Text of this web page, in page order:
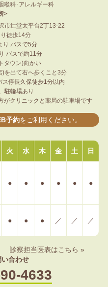
喉科･アレルギー科
>
辻堂太平台2丁13-22
徒歩14分
り バスで5分
バスで約11分
タウン)向かい
)を出て右へ歩くこと3分
ス停長久保徒歩1分以内
駐輪場あり
がクリニックと薬局の駐車場です
予約をご利用ください。
火 水 木 金 土 日
● ● ● ● ● ●
● ● ● ／ ／ ／
診察担当医表はこちら »
合わせ
4633